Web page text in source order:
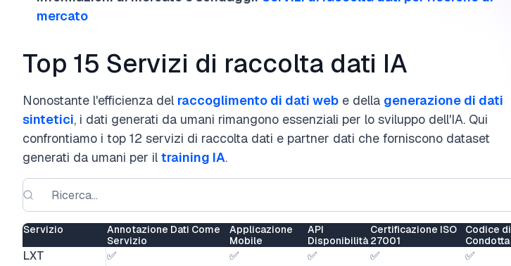
mercato
Top 15 Servizi di raccolta dati IA
Nonostante l'efficienza del raccoglimento di dati web e della generazione di dati
sintetici, i dati generati da umani rimangono essenziali per lo sviluppo dell'IA. Qui
confrontiamo i top 12 servizi di raccolta dati e partner dati che forniscono dataset
generati da umani per il training IA.
Servizio
Annotazione Dati Come
Servizio
Applicazione
Mobile
API
Disponibilità
Certificazione ISO
27001
Codice di
Condotta
LXT ✅ ✅ ✅ ✅
✅